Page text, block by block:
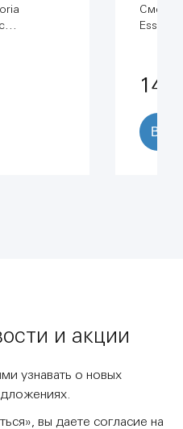
В
и акции
узнавать о новых
вы даете согласие на